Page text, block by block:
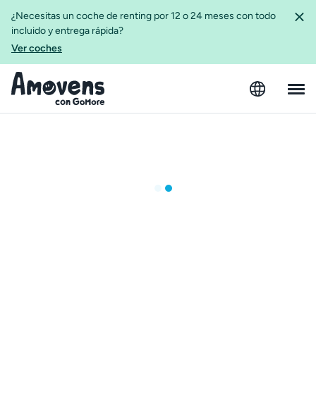
¿Necesitas un coche de renting por 12 o 24 meses con todo
incluido y entrega rápida?
Ver coches